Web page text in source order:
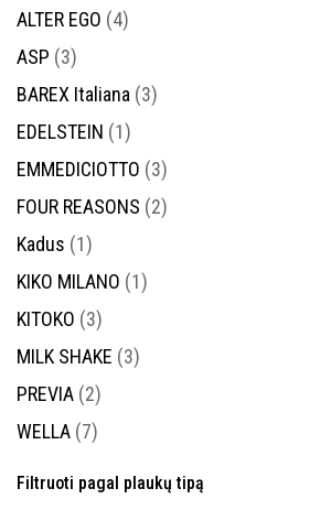
ALTER EGO (4)
ASP (3)
BAREX Italiana (3)
EDELSTEIN (1)
EMMEDICIOTTO (3)
FOUR REASONS (2)
Kadus (1)
KIKO MILANO (1)
KITOKO (3)
MILK SHAKE (3)
PREVIA (2)
WELLA (7)
Filtruoti pagal plaukų tipą